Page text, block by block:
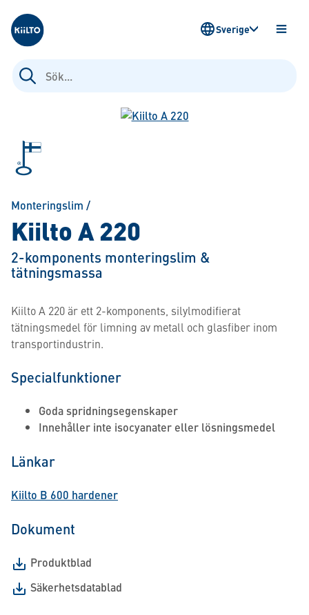
Kiilto Sweden
Sök
efter:
Sverige
Monteringslim /
Kiilto A 220
2-komponents monteringslim &
tätningsmassa
Kiilto A 220 är ett 2-komponents, silylmodifierat
tätningsmedel för limning av metall och glasfiber inom
transportindustrin.
Specialfunktioner
Goda spridningsegenskaper
Innehåller inte isocyanater eller lösningsmedel
Länkar
Kiilto B 600 hardener
Dokument
Produktblad
Säkerhetsdatablad